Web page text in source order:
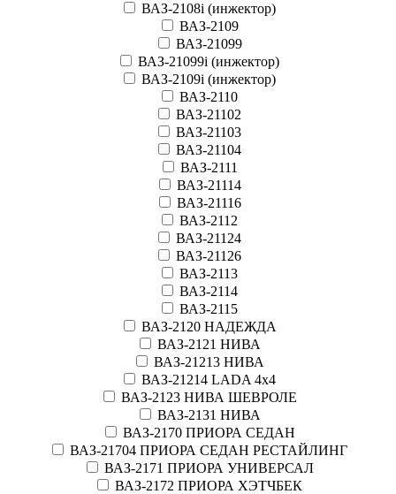
ВАЗ-2108i (инжектор)
ВАЗ-2109
ВАЗ-21099
ВАЗ-21099i (инжектор)
ВАЗ-2109i (инжектор)
ВАЗ-2110
ВАЗ-21102
ВАЗ-21103
ВАЗ-21104
ВАЗ-2111
ВАЗ-21114
ВАЗ-21116
ВАЗ-2112
ВАЗ-21124
ВАЗ-21126
ВАЗ-2113
ВАЗ-2114
ВАЗ-2115
ВАЗ-2120 НАДЕЖДА
ВАЗ-2121 НИВА
ВАЗ-21213 НИВА
ВАЗ-21214 LADA 4х4
ВАЗ-2123 НИВА ШЕВРОЛЕ
ВАЗ-2131 НИВА
ВАЗ-2170 ПРИОРА СЕДАН
ВАЗ-21704 ПРИОРА СЕДАН РЕСТАЙЛИНГ
ВАЗ-2171 ПРИОРА УНИВЕРСАЛ
ВАЗ-2172 ПРИОРА ХЭТЧБЕК